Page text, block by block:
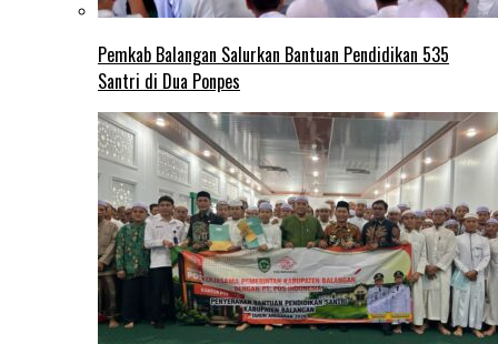
Pemkab Balangan Salurkan Bantuan Pendidikan 535
Santri di Dua Ponpes